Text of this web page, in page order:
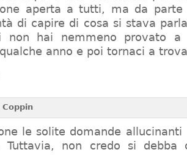
aperta a tutti, ma da parte
di capire di cosa si stava
non hai nemmeno provato a
anno e poi tornaci a
Coppin
le solite domande
Tuttavia, non credo si debba